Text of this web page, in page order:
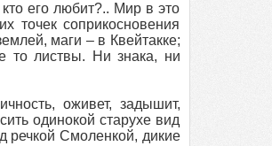
его любит?.. Мир в это
точек соприкосновения
маги – в Квейтакке;
то листвы. Ни знака, ни
оживет, задышит,
одинокой старухе вид
речкой Смоленкой, дикие